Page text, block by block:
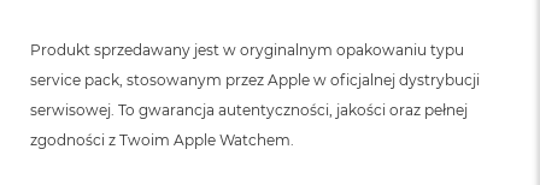
Produkt sprzedawany jest w oryginalnym opakowaniu typu
service pack, stosowanym przez Apple w oficjalnej dystrybucji
serwisowej. To gwarancja autentyczności, jakości oraz pełnej
zgodności z Twoim Apple Watchem.